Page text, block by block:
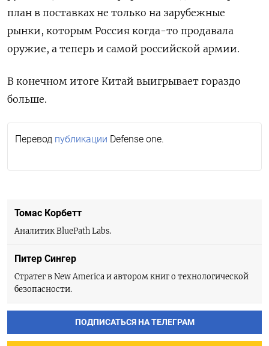
план в поставках не только на зарубежные
рынки, которым Россия когда-то продавала
оружие, а теперь и самой российской армии.
В конечном итоге Китай выигрывает гораздо
больше.
Перевод публикации Defense one.
Томас Корбетт
Аналитик BluePath Labs.
Питер Сингер
Стратег в New America и автором книг о технологической
безопасности.
ПОДПИСАТЬСЯ НА ТЕЛЕГРАМ